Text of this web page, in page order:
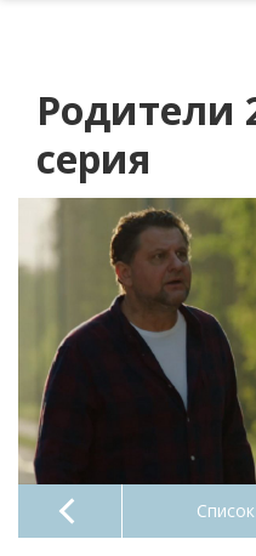
Родители
серия